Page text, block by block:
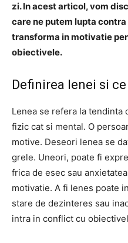
zi. In acest articol, vom
care ne putem lupta
transforma in motivatie
obiectivele.
Definirea lenei si
Lenea se refera la
fizic cat si mental. O
motive. Deseori lenea se
grele. Uneori, poate fi
frica de esec sau
motivatie. A fi lenes poate
stare de dezinteres sau
intra in conflict cu